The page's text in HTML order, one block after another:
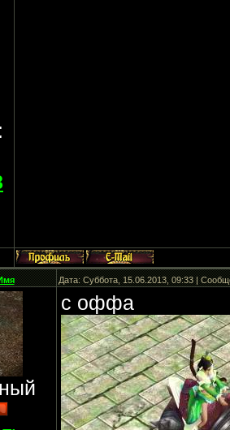
Дата: Суббота, 15.06.2013, 09:33 |
c оффа